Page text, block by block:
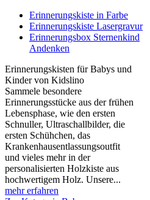
Erinnerungskiste in Farbe
Erinnerungskiste Lasergravur
Erinnerungsbox Sternenkind
Andenken
Erinnerungskisten für Babys und
Kinder von Kidslino
Sammele besondere
Erinnerungsstücke aus der frühen
Lebensphase, wie den ersten
Schnuller, Ultraschallbilder, die
ersten Schühchen, das
Krankenhausentlassungsoutfit
und vieles mehr in der
personalisierten Holzkiste aus
hochwertigem Holz. Unsere...
mehr erfahren